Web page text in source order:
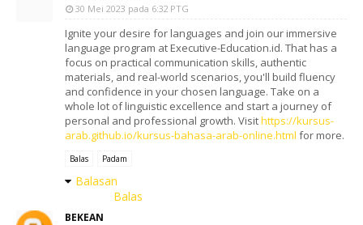
30 Mei 2023 pada 6:32 PTG
Ignite your desire for languages and join our immersive
language program at Executive-Education.id. That has a
focus on practical communication skills, authentic
materials, and real-world scenarios, you'll build fluency
and confidence in your chosen language. Take on a
whole lot of linguistic excellence and start a journey of
personal and professional growth. Visithttps://kursus-
arab.github.io/kursus-bahasa-arab-online.html for more.
Balas Padam
Balasan
Balas
BEKEAN